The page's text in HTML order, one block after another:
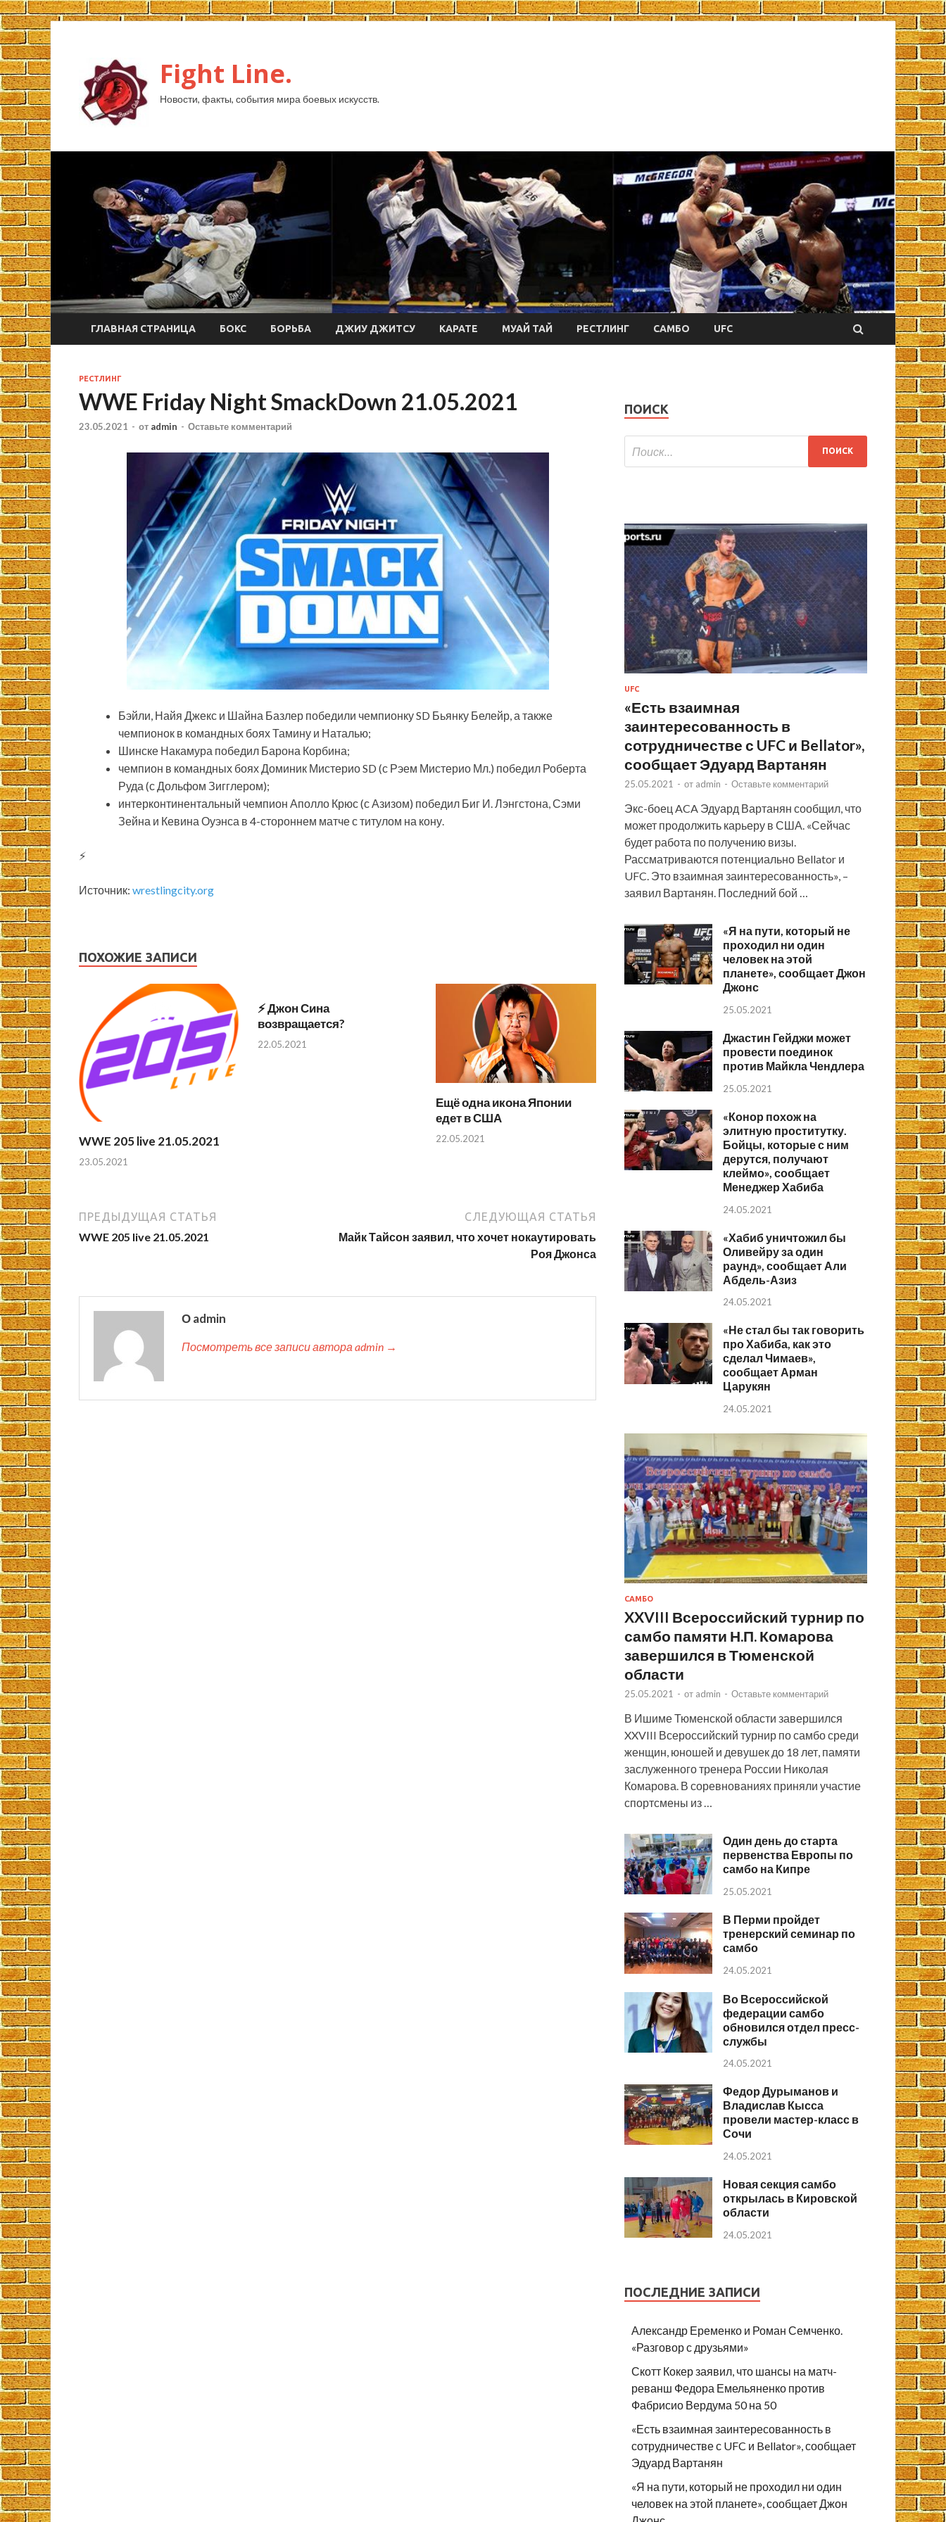
Fight Line.
Новости, факты, события мира боевых искусств.
ГЛАВНАЯ СТРАНИЦА БОКС БОРЬБА ДЖИУ ДЖИТСУ КАРАТЕ МУАЙ ТАЙ РЕСТЛИНГ САМБО UFC
РЕСТЛИНГ
WWE Friday Night SmackDown 21.05.2021
23.05.2021 - от admin - Оставьте комментарий
Бэйли, Найя Джекс и Шайна Базлер победили чемпионку SD Бьянку Белейр, а также
чемпионок в командных боях Тамину и Наталью;
Шинске Накамура победил Барона Корбина;
чемпион в командных боях Доминик Мистерио SD (с Рэем Мистерио Мл.) победил Роберта
Руда (с Дольфом Зигглером);
интерконтинентальный чемпион Аполло Крюс (с Азизом) победил Биг И. Лэнгстона, Сэми
Зейна и Кевина Оуэнса в 4-стороннем матче с титулом на кону.
⚡
Источник: wrestlingcity.org
ПОХОЖИЕ ЗАПИСИ
WWE 205 live 21.05.2021
23.05.2021
⚡️ Джон Сина
возвращается?
22.05.2021
Ещё одна икона Японии
едет в США
22.05.2021
ПРЕДЫДУЩАЯ СТАТЬЯ
WWE 205 live 21.05.2021
СЛЕДУЮЩАЯ СТАТЬЯ
Майк Тайсон заявил, что хочет нокаутировать
Роя Джонса
О admin
Посмотреть все записи автора admin →
ПОИСК
UFC
«Есть взаимная
заинтересованность в
сотрудничестве с UFC и Bellator»,
сообщает Эдуард Вартанян
25.05.2021 - от admin - Оставьте комментарий
Экс-боец ACA Эдуард Вартанян сообщил, что
может продолжить карьеру в США. «Сейчас
будет работа по получению визы.
Рассматриваются потенциально Bellator и
UFC. Это взаимная заинтересованность», –
заявил Вартанян. Последний бой …
«Я на пути, который не
проходил ни один
человек на этой
планете», сообщает Джон
Джонс
25.05.2021
Джастин Гейджи может
провести поединок
против Майкла Чендлера
25.05.2021
«Конор похож на
элитную проститутку.
Бойцы, которые с ним
дерутся, получают
клеймо», сообщает
Менеджер Хабиба
24.05.2021
«Хабиб уничтожил бы
Оливейру за один
раунд», сообщает Али
Абдель-Азиз
24.05.2021
«Не стал бы так говорить
про Хабиба, как это
сделал Чимаев»,
сообщает Арман
Царукян
24.05.2021
САМБО
XXVIII Всероссийский турнир по
самбо памяти Н.П. Комарова
завершился в Тюменской
области
25.05.2021 - от admin - Оставьте комментарий
В Ишиме Тюменской области завершился
XXVIII Всероссийский турнир по самбо среди
женщин, юношей и девушек до 18 лет, памяти
заслуженного тренера России Николая
Комарова. В соревнованиях приняли участие
спортсмены из …
Один день до старта
первенства Европы по
самбо на Кипре
25.05.2021
В Перми пройдет
тренерский семинар по
самбо
24.05.2021
Во Всероссийской
федерации самбо
обновился отдел пресс-
службы
24.05.2021
Федор Дурыманов и
Владислав Кысса
провели мастер-класс в
Сочи
24.05.2021
Новая секция самбо
открылась в Кировской
области
24.05.2021
ПОСЛЕДНИЕ ЗАПИСИ
Александр Еременко и Роман Семченко.
«Разговор с друзьями»
Скотт Кокер заявил, что шансы на матч-
реванш Федора Емельяненко против
Фабрисио Вердума 50 на 50
«Есть взаимная заинтересованность в
сотрудничестве с UFC и Bellator», сообщает
Эдуард Вартанян
«Я на пути, который не проходил ни один
человек на этой планете», сообщает Джон